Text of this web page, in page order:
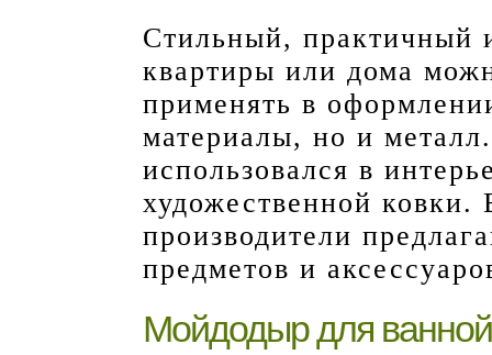
Стильный, практичный
квартиры или дома
применять в
материалы, но и
использовался в
художественной
производители
предметов и
Мойдодыр для